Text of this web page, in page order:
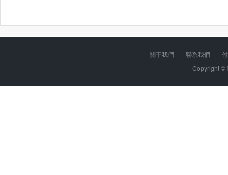
關于我們 | 聯系我們 |
Copyright ©